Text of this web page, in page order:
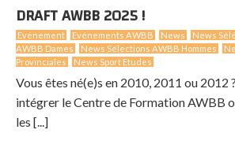
DRAFT AWBB 2025 !
Evénement Evénements AWBB News News
AWBB Dames
News Sélections AWBB Hommes
Provinciales
News Sport Etudes
Vous êtes né(e)s en 2010, 2011 ou 2012
intégrer le Centre de Formation AWBB
les [...]